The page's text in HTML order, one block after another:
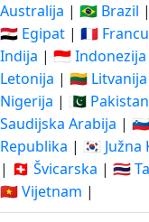
Australija | 🇧🇷 Brazil |
🇪🇬 Egipat | 🇫🇷
Indija | 🇮🇩 Indonezija
Letonija | 🇱🇹 Litvanija
Nigerija | 🇵🇰 Pakistan
Saudijska Arabija |
Republika | 🇰🇷 Južna
| 🇨🇭 Švicarska | 🇹🇭
🇻🇳 Vijetnam |